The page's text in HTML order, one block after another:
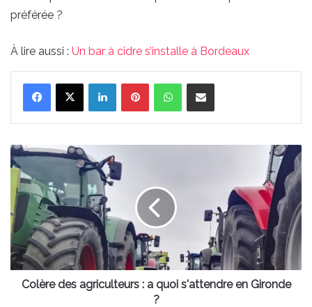
préférée ?
À lire aussi : Un bar à cidre s’installe à Bordeaux
LinkedinPinterestWhatsAppPartager par email
Colère
des
agriculteurs
a
quoi
s'attendre
en
Gironde
Colère des agriculteurs : a quoi s'attendre en Gironde
?